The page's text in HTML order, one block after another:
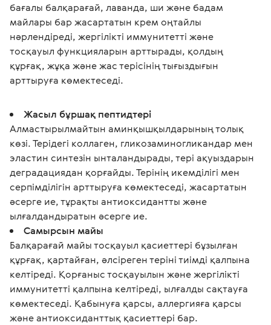
бағалы балқарағай, лаванда, ши және бадам
майлары бар жасартатын крем оңтайлы
нәрлендіреді, жергілікті иммунитетті және
тосқауыл функцияларын арттырады, қолдың
құрғақ, жұқа және жас терісінің тығыздығын
арттыруға көмектеседі.
Жасыл бұршақ пептидтері
Алмастырылмайтын аминқышқылдарының толық
көзі. Терідегі коллаген, гликозаминогликандар мен
эластин синтезін ынталандырады, тері ақуыздарын
деградациядан қорғайды. Терінің икемділігі мен
серпімділігін арттыруға көмектеседі, жасартатын
әсерге ие, тұрақты антиоксидантты және
ылғалдандыратын әсерге ие.
Самырсын майы
Балқарағай майы тосқауыл қасиеттері бұзылған
құрғақ, қартайған, әлсіреген теріні тиімді қалпына
келтіреді. Қорғаныс тосқауылын және жергілікті
иммунитетті қалпына келтіреді, ылғалды сақтауға
көмектеседі. Қабынуға қарсы, аллергияға қарсы
және антиоксиданттық қасиеттері бар.